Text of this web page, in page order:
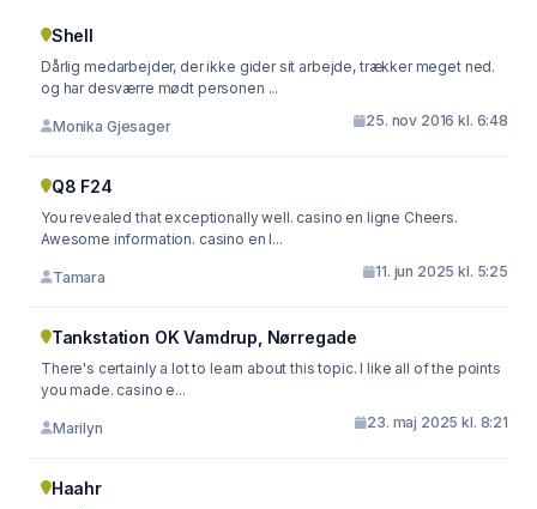
Shell
Dårlig medarbejder, der ikke gider sit arbejde, trækker meget ned.
og har desværre mødt personen ...
Monika Gjesager 25. nov 2016 kl. 6:48
Q8 F24
You revealed that exceptionally well. casino en ligne Cheers.
Awesome information. casino en l...
Tamara 11. jun 2025 kl. 5:25
Tankstation OK Vamdrup, Nørregade
There's certainly a lot to learn about this topic. I like all of the points
you made. casino e...
Marilyn 23. maj 2025 kl. 8:21
Haahr